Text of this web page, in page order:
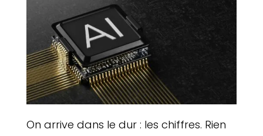
On arrive dans le dur : les chiffres. Rien